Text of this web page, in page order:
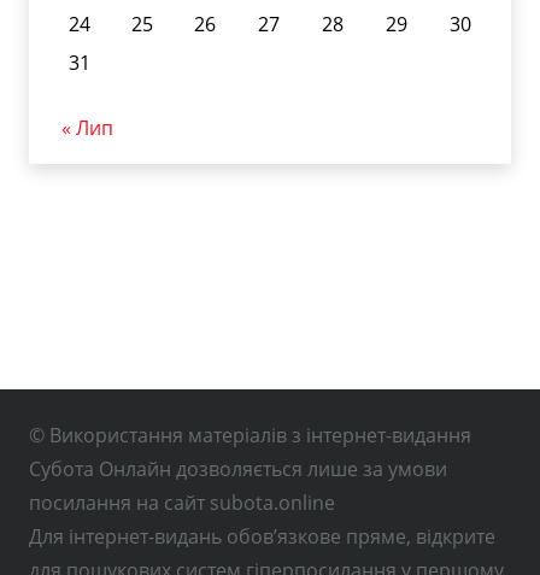
24
25 26 27 28 29
30
31
« Лип
© Використання матеріалів з інтернет-видання
Субота Онлайн дозволяється лише за умови
посилання на сайт subota.online
Для інтернет-видань обов’язкове пряме, відкрите